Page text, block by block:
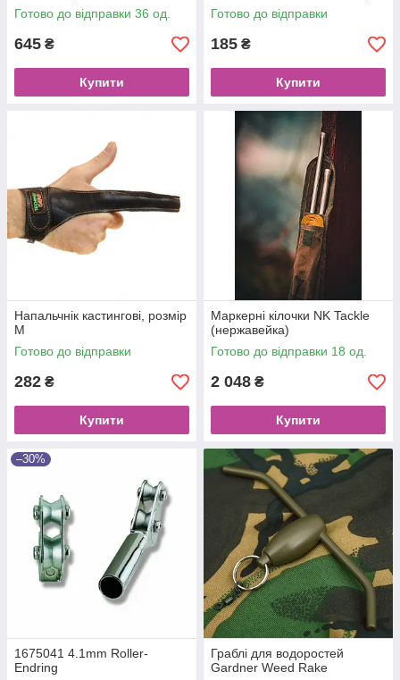
Готово до відправки 36 од.
645 ₴
Купити
Готово до відправки
185 ₴
Купити
Напальчнік кастингові, розмір
M
Готово до відправки
282 ₴
Купити
Маркерні кілочки NK Tackle
(нержавейка)
Готово до відправки 18 од.
2 048 ₴
Купити
–30%
1675041 4.1mm Roller-
Endring
Граблі для водоростей
Gardner Weed Rake